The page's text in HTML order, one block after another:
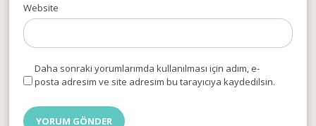
Website
Daha sonraki yorumlarımda kullanılması için adım, e-
posta adresim ve site adresim bu tarayıcıya kaydedilsin.